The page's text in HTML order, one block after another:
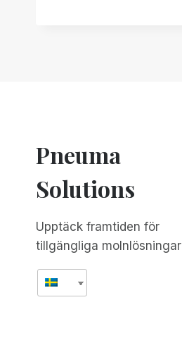
Pneuma
Solutions
Upptäck framtiden för
tillgängliga molnlösningar